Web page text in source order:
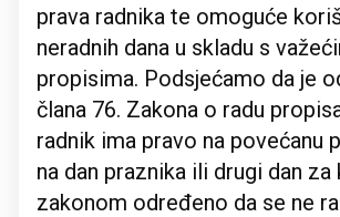
prava radnika te omoguće
neradnih dana u skladu s
propisima. Podsjećamo da je
člana 76. Zakona o radu
radnik ima pravo na povećanu
na dan praznika ili drugi dan za
zakonom određeno da se ne